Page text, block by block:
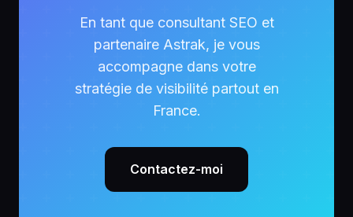
En tant que consultant SEO et
partenaire Astrak, je vous
accompagne dans votre
stratégie de visibilité partout en
France.
Contactez-moi